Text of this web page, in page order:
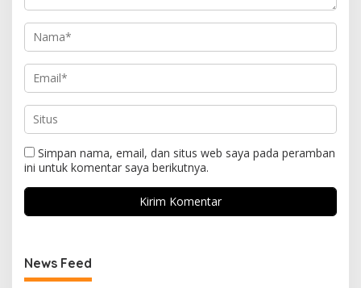
Simpan nama, email, dan situs web saya pada peramban
ini untuk komentar saya berikutnya.
News Feed